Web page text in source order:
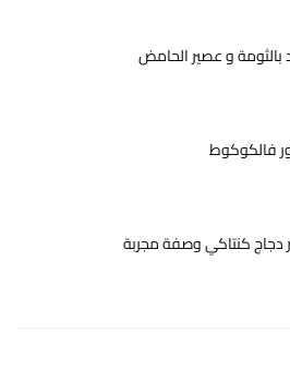
بالثومة و عصير الحامض
فالكوكوط
دجاج كنتاكي وصفة مجربة